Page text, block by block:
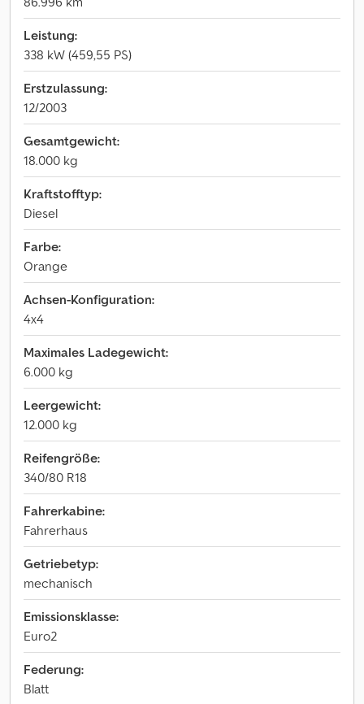
Leistung:
338 kW (459,55 PS)
Erstzulassung:
12/2003
Gesamtgewicht:
18.000 kg
Kraftstofftyp:
Diesel
Farbe:
Orange
Achsen-Konfiguration:
4x4
Maximales Ladegewicht:
6.000 kg
Leergewicht:
12.000 kg
Reifengröße:
340/80 R18
Fahrerkabine:
Fahrerhaus
Getriebetyp:
mechanisch
Emissionsklasse:
Euro2
Federung:
Blatt